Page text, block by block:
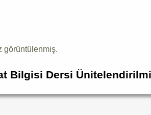
görüntülenmiş.
Bilgisi Dersi